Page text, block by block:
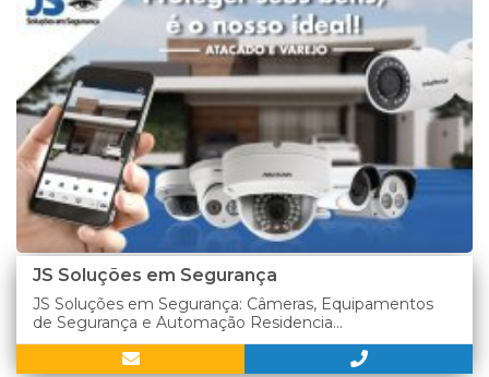
JS Soluções em Segurança
JS Soluções em Segurança: Câmeras, Equipamentos
de Segurança e Automação Residencia...